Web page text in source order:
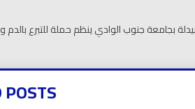
بجامعة جنوب الوادي ينظم حملة للتبرع بالدم